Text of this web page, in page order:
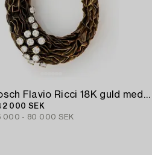
Hänge/brosch Flavio Ricci 18K guld med runda briljantslipade diamanter.
000 SEK
000 - 80 000 SEK